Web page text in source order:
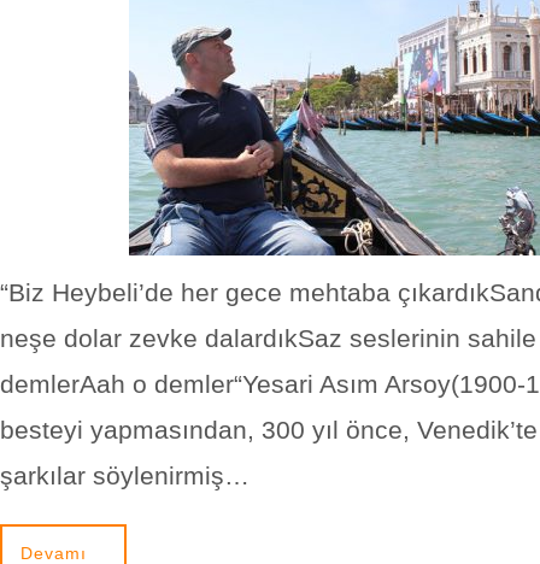
“Biz Heybeli’de her gece mehtaba
neşe dolar zevke dalardıkSaz seslerinin
demlerAah o demler“Yesari Asım Arsoy(1900-
besteyi yapmasından, 300 yıl önce,
şarkılar söylenirmiş…
Devamı